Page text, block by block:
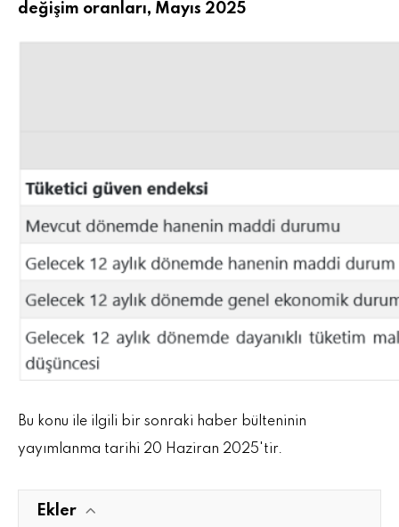
değişim oranları, Mayıs 2025
Bu konu ile ilgili bir sonraki haber bülteninin
yayımlanma tarihi 20 Haziran 2025'tir.
Ekler